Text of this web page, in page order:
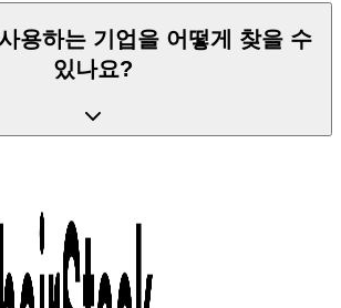
용하는 기업을 어떻게 찾을 수
있나요?